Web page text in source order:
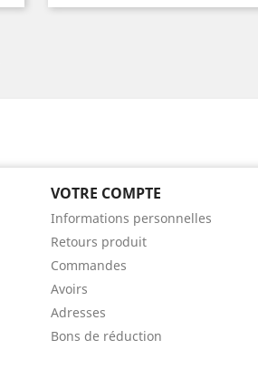
VOTRE COMPTE
Informations personnelles
Retours produit
Commandes
Avoirs
Adresses
Bons de réduction